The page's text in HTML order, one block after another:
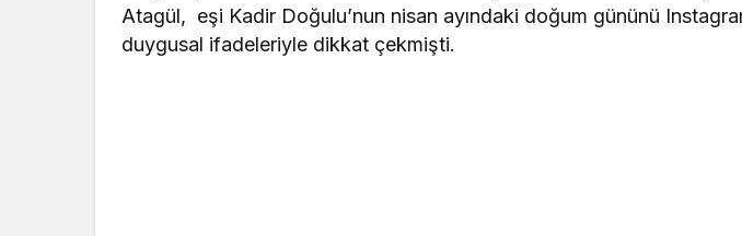
Atagül, eşi Kadir Doğulu’nun nisan ayındaki doğum gününü
duygusal ifadeleriyle dikkat çekmişti.